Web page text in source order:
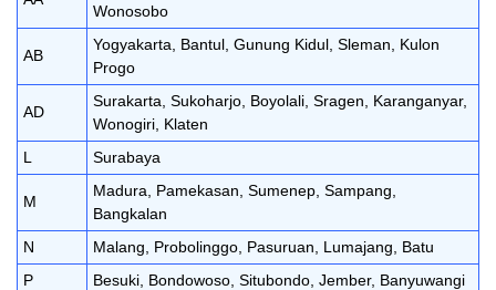
Wonosobo
AB
Yogyakarta, Bantul, Gunung Kidul, Sleman, Kulon
Progo
AD
Surakarta, Sukoharjo, Boyolali, Sragen, Karanganyar,
Wonogiri, Klaten
L
Surabaya
M
Madura, Pamekasan, Sumenep, Sampang,
Bangkalan
N
Malang, Probolinggo, Pasuruan, Lumajang, Batu
P
Besuki, Bondowoso, Situbondo, Jember, Banyuwangi